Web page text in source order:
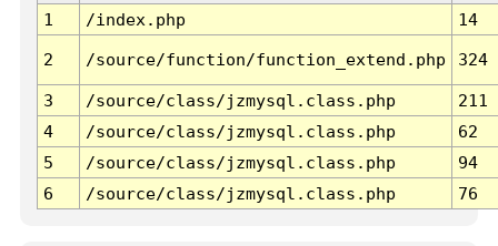
1
/index.php 14
2 /source/function/function_extend.php 324
3 /source/class/jzmysql.class.php
211
4
/source/class/jzmysql.class.php
62
5
/source/class/jzmysql.class.php
94
6
/source/class/jzmysql.class.php 76